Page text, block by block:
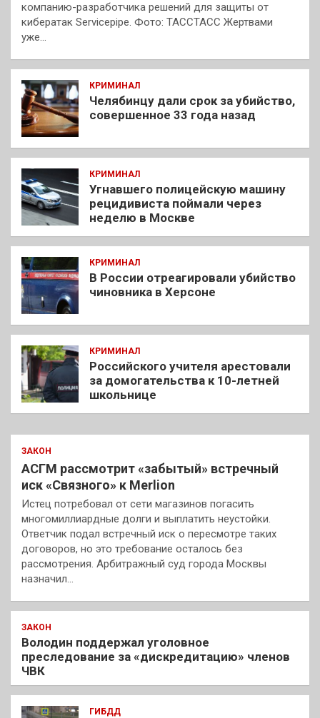
компанию-разработчика решений для защиты от
кибератак Servicepipe. Фото: ТАССТАСС Жертвами
уже…
КРИМИНАЛ
Челябинцу дали срок за убийство,
совершенное 33 года назад
КРИМИНАЛ
Угнавшего полицейскую машину
рецидивиста поймали через
неделю в Москве
КРИМИНАЛ
В России отреагировали убийство
чиновника в Херсоне
КРИМИНАЛ
Российского учителя арестовали
за домогательства к 10-летней
школьнице
ЗАКОН
АСГМ рассмотрит «забытый» встречный
иск «Связного» к Merlion
Истец потребовал от сети магазинов погасить
многомиллиардные долги и выплатить неустойки.
Ответчик подал встречный иск о пересмотре таких
договоров, но это требование осталось без
рассмотрения. Арбитражный суд города Москвы
назначил…
ЗАКОН
Володин поддержал уголовное
преследование за «дискредитацию» членов
ЧВК
ГИБДД